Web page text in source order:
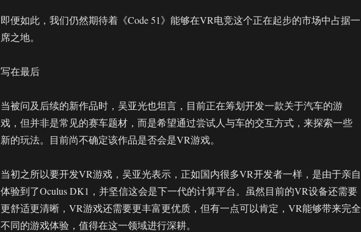
即便如此，我们仍然期待着《Code 51》能够在VR电竞这个正在起步的市场中占据一
席之地。
写在最后
当被问及后续的新作品时，吴亚光也坦言，目前正在筹划开发一款关于汽车的游
戏，但并非是常见的赛车题材，而是希望通过尝试人与车的交互方式，来探索一些
新的玩法。目前尚不确定该作品是否会是VR游戏。
当初之所以要开发VR游戏，吴亚光表示，正如国内很多VR开发者一样，是由于亲自
体验到了Oculus DK1，并坚信这会是下一代的计算平台。虽然目前的VR设备还需要
更舒适更清晰，VR游戏还需要更丰富更优质，但有一点可以肯定，VR能够带来完全
不同的游戏体验，值得在这一领域进行深耕。